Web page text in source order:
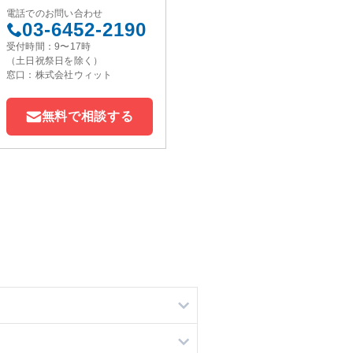
電話でのお問い合わせ
03-6452-2190
受付時間：9〜17時
（土日祝祭日を除く）
窓口：株式会社ウィット
無料で相談する